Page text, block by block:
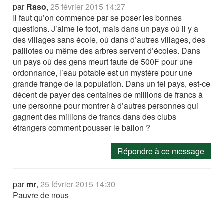
parRaso,25 février 2015 14:27
Il faut qu’on commence par se poser les bonnes
questions. J’aime le foot, mais dans un pays où il y a
des villages sans école, où dans d’autres villages, des
paillotes ou même des arbres servent d’écoles. Dans
un pays où des gens meurt faute de 500F pour une
ordonnance, l’eau potable est un mystère pour une
grande frange de la population. Dans un tel pays, est-ce
décent de payer des centaines de millions de francs à
une personne pour montrer à d’autres personnes qui
gagnent des millions de francs dans des clubs
étrangers comment pousser le ballon ?
Répondre à ce message
parmr,25 février 2015 14:30
Pauvre de nous